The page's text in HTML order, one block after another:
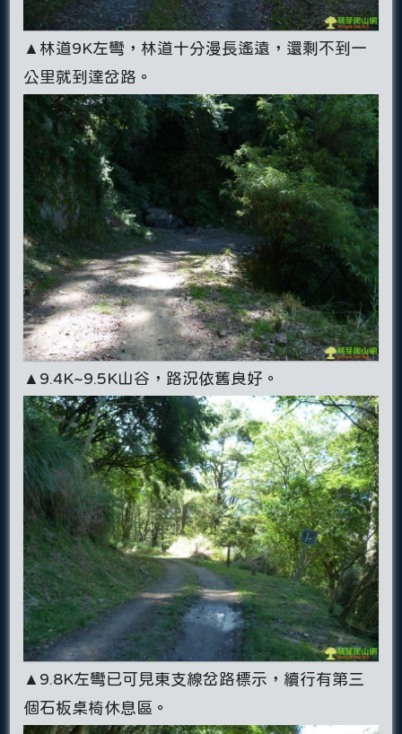
▲林道9K左彎，林道十分漫長遙遠，還剩不到一
公里就到達岔路。
▲9.4K~9.5K山谷，路況依舊良好。
▲9.8K左彎已可見東支線岔路標示，續行有第三
個石板桌椅休息區。